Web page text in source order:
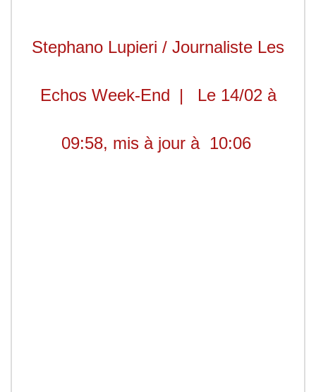
Stephano Lupieri / Journaliste Les
Echos Week-End | Le 14/02 à
09:58, mis à jour à 10:06